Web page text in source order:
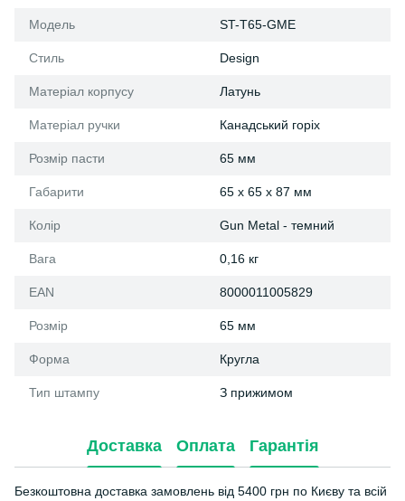
Модель ST-T65-GME
Стиль Design
Матеріал корпусу Латунь
Матеріал ручки Канадський горіх
Розмір пасти 65 мм
Габарити 65 x 65 x 87 мм
Колір Gun Metal - темний
Вага 0,16 кг
EAN 8000011005829
Розмір 65 мм
Форма Кругла
Тип штампу З прижимом
Доставка Оплата Гарантія
Безкоштовна доставка замовлень від 5400 грн по Києву та всій